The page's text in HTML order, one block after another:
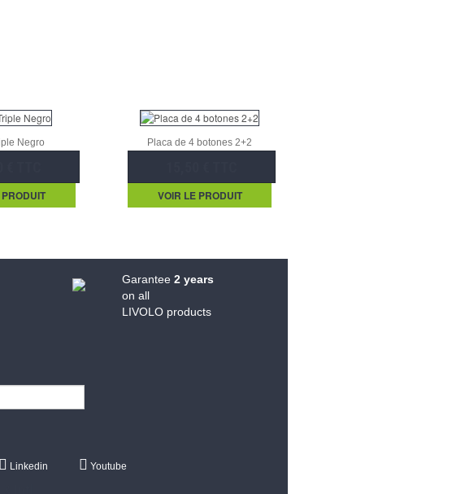
Negro Placa de 4 botones 2+2
VOIR LE PRODUIT
Garantee2 years
on all
LIVOLO products
Linkedin Youtube